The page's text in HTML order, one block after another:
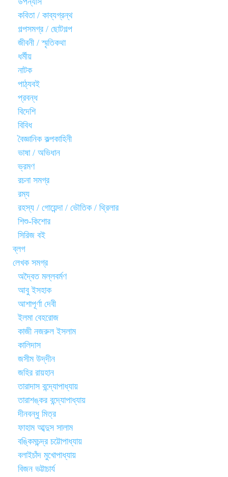
কবিতা / কাব্যগ্রন্থ
গল্পসমগ্র / ছোটগল্প
জীবনী / স্মৃতিকথা
ধর্মীয়
নাটক
পাঠ্যবই
প্রবন্ধ
বিদেশি
বিবিধ
বৈজ্ঞানিক কল্পকাহিনী
ভাষা / অভিধান
ভ্রমণ
রচনা সমগ্র
রম্য
রহস্য / গোয়েন্দা / ভৌতিক / থ্রিলার
শিশু-কিশোর
সিরিজ বই
ব্লগ
লেখক সমগ্র
অদ্বৈত মল্লবর্মণ
আবু ইসহাক
আশাপূর্ণা দেবী
ইলমা বেহরোজ
কাজী নজরুল ইসলাম
কালিদাস
জসীম উদ্‌দীন
জহির রায়হান
তারাদাস বন্দ্যোপাধ্যায়
তারাশঙ্কর বন্দ্যোপাধ্যায়
দীনবন্ধু মিত্র
ফাহাম আব্দুস সালাম
বঙ্কিমচন্দ্র চট্টোপাধ্যায়
বলাইচাঁদ মুখোপাধ্যায়
বিজন ভট্টাচার্য